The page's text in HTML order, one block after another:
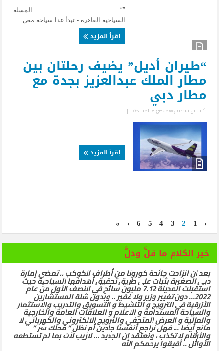
″″ المسلة
السياحية القاهرة - تبدأ غدا سياحة مص ...
إقرأ المزيد
“طيران أديل” يضيف رحلتان بين
مطار الملك عبدالعزيز بجدة مع
مطار دبي
كتب بواسطةAshraf elgedawy
|
إقرأ المزيد
‹
1
2
3
4
5
6
›
»
خير الكلام ما قلَّ ودلَّ
بعد ان انزاحت جائحة كورونا من أطراف الكوكب .. تمضي إمارة
دبي الصغيرة بثبات على طريق تحقيق أهدافها السياحية حيث
استقبلت المدينة 7.12 مليون سائح في النصف الأول من عام
2022… دون تغيير وزير ولا غفير .. وبدون شلة المستشارين
الأزرقية في الترويج و التنشيط و التسويق والتدريب والاستثمار
والسياحة المستدامة و الاعلام و العلاقات العامة والخارجية
والمالية و العرض المتحفي والترويج الالكتروني والكهربائي لا
مانع أيضا … فهل نراجع أنفسنا جادين أم نظل ” محلك سر ”
والأرقام لا تكذب ، ونعتقد ان الجديد … لاريب لآت بما لم تستطعه
الأوائل .. أفيقوا يرحمكم الله